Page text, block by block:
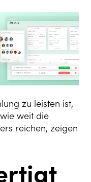
zu leisten ist,
weit die
reichen, zeigen